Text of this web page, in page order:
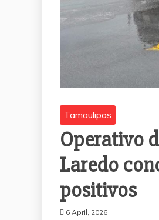
Tamaulipas
Operativo
Laredo
positivos
6 April, 2026